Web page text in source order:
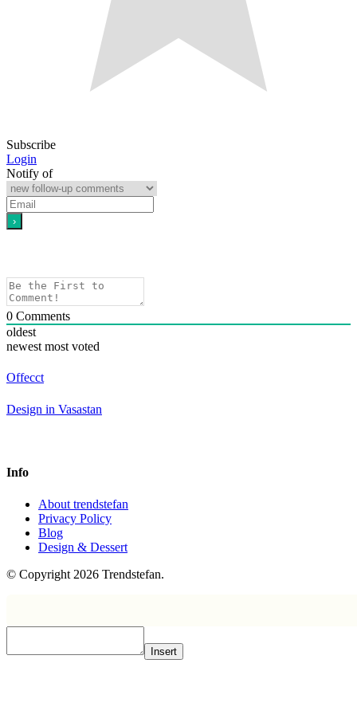
Subscribe
Login
Notify of
0 Comments
oldest
newest most voted
Offecct
Design in Vasastan
Info
About trendstefan
Privacy Policy
Blog
Design & Dessert
© Copyright 2026 Trendstefan.
Insert